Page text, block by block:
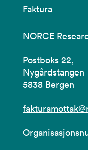
Faktura
NORCE
Postboks 22,
Nygårdstangen
5838 Bergen